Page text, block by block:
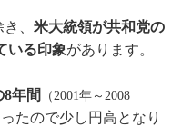
、 米大統領が共和党の
いる印象があります。
年間
（2001年～2008
たので少し円高となり